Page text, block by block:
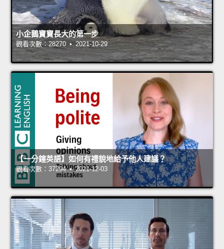
小企鵝寶寶長大的第一步
觀看次數：28270 • 2021-10-29
【一分鐘英語】如何有禮貌地給予他人建議？
觀看次數：37294 • 2021-12-03